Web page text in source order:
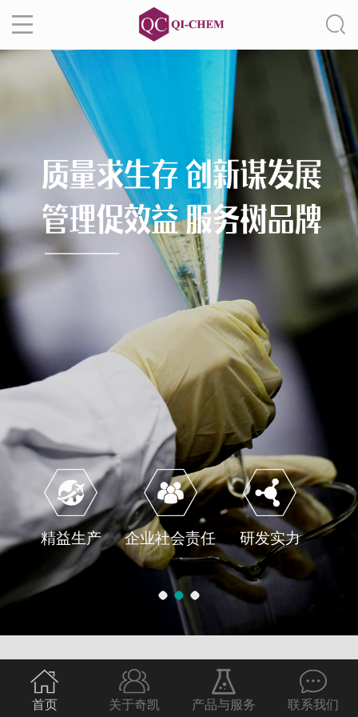
首页 关于奇凯 产品与服务 联系我们
精益生产 企业社会责任 研发实力